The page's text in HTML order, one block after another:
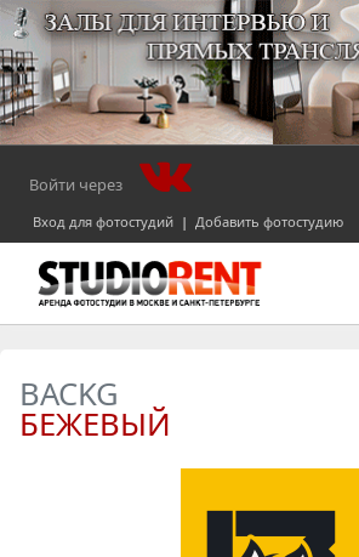
Войти через
Вход для фотостудий | Добавить фотостудию
BACKG
БЕЖЕВЫЙ